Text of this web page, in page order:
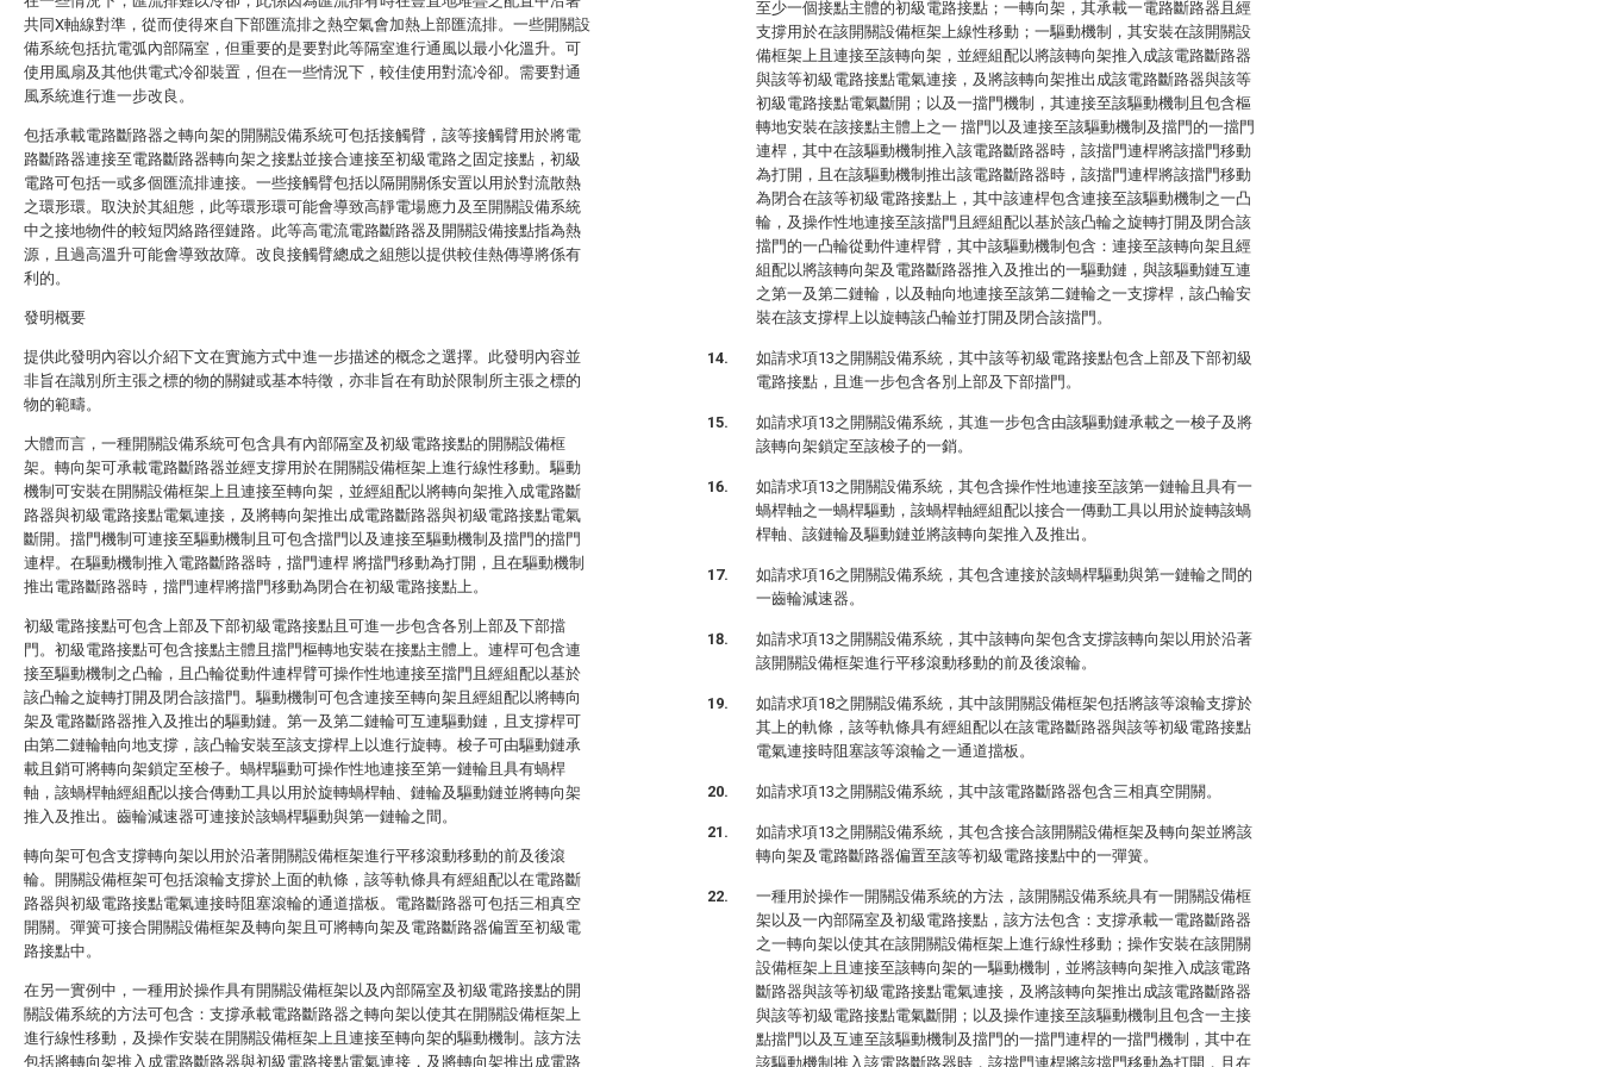
共同X軸線對準，從而使得來自下部匯流排之熱空氣會加熱上部匯流排。一些開關設
備系統包括抗電弧內部隔室，但重要的是要對此等隔室進行通風以最小化溫升。可
使用風扇及其他供電式冷卻裝置，但在一些情況下，較佳使用對流冷卻。需要對通
風系統進行進一步改良。
包括承載電路斷路器之轉向架的開關設備系統可包括接觸臂，該等接觸臂用於將電
路斷路器連接至電路斷路器轉向架之接點並接合連接至初級電路之固定接點，初級
電路可包括一或多個匯流排連接。一些接觸臂包括以隔開關係安置以用於對流散熱
之環形環。取決於其組態，此等環形環可能會導致高靜電場應力及至開關設備系統
中之接地物件的較短閃絡路徑鏈路。此等高電流電路斷路器及開關設備接點指為熱
源，且過高溫升可能會導致故障。改良接觸臂總成之組態以提供較佳熱傳導將係有
利的。
發明概要
提供此發明內容以介紹下文在實施方式中進一步描述的概念之選擇。此發明內容並
非旨在識別所主張之標的物的關鍵或基本特徵，亦非旨在有助於限制所主張之標的
物的範疇。
大體而言，一種開關設備系統可包含具有內部隔室及初級電路接點的開關設備框
架。轉向架可承載電路斷路器並經支撐用於在開關設備框架上進行線性移動。驅動
機制可安裝在開關設備框架上且連接至轉向架，並經組配以將轉向架推入成電路斷
路器與初級電路接點電氣連接，及將轉向架推出成電路斷路器與初級電路接點電氣
斷開。擋門機制可連接至驅動機制且可包含擋門以及連接至驅動機制及擋門的擋門
連桿。在驅動機制推入電路斷路器時，擋門連桿 將擋門移動為打開，且在驅動機制
推出電路斷路器時，擋門連桿將擋門移動為閉合在初級電路接點上。
初級電路接點可包含上部及下部初級電路接點且可進一步包含各別上部及下部擋
門。初級電路接點可包含接點主體且擋門樞轉地安裝在接點主體上。連桿可包含連
接至驅動機制之凸輪，且凸輪從動件連桿臂可操作性地連接至擋門且經組配以基於
該凸輪之旋轉打開及閉合該擋門。驅動機制可包含連接至轉向架且經組配以將轉向
架及電路斷路器推入及推出的驅動鏈。第一及第二鏈輪可互連驅動鏈，且支撐桿可
由第二鏈輪軸向地支撐，該凸輪安裝至該支撐桿上以進行旋轉。梭子可由驅動鏈承
載且銷可將轉向架鎖定至梭子。蝸桿驅動可操作性地連接至第一鏈輪且具有蝸桿
軸，該蝸桿軸經組配以接合傳動工具以用於旋轉蝸桿軸、鏈輪及驅動鏈並將轉向架
推入及推出。齒輪減速器可連接於該蝸桿驅動與第一鏈輪之間。
轉向架可包含支撐轉向架以用於沿著開關設備框架進行平移滾動移動的前及後滾
輪。開關設備框架可包括滾輪支撐於上面的軌條，該等軌條具有經組配以在電路斷
路器與初級電路接點電氣連接時阻塞滾輪的通道擋板。電路斷路器可包括三相真空
開關。彈簧可接合開關設備框架及轉向架且可將轉向架及電路斷路器偏置至初級電
路接點中。
在另一實例中，一種用於操作具有開關設備框架以及內部隔室及初級電路接點的開
關設備系統的方法可包含：支撐承載電路斷路器之轉向架以使其在開關設備框架上
進行線性移動，及操作安裝在開關設備框架上且連接至轉向架的驅動機制。該方法
包括將轉向架推入成電路斷路器與初級電路接點電氣連接，及將轉向架推出成電路
至少一個接點主體的初級電路接點；一轉向架，其承載一電路斷路器且經
支撐用於在該開關設備框架上線性移動；一驅動機制，其安裝在該開關設
備框架上且連接至該轉向架，並經組配以將該轉向架推入成該電路斷路器
與該等初級電路接點電氣連接，及將該轉向架推出成該電路斷路器與該等
初級電路接點電氣斷開；以及一擋門機制，其連接至該驅動機制且包含樞
轉地安裝在該接點主體上之一 擋門以及連接至該驅動機制及擋門的一擋門
連桿，其中在該驅動機制推入該電路斷路器時，該擋門連桿將該擋門移動
為打開，且在該驅動機制推出該電路斷路器時，該擋門連桿將該擋門移動
為閉合在該等初級電路接點上，其中該連桿包含連接至該驅動機制之一凸
輪，及操作性地連接至該擋門且經組配以基於該凸輪之旋轉打開及閉合該
擋門的一凸輪從動件連桿臂，其中該驅動機制包含：連接至該轉向架且經
組配以將該轉向架及電路斷路器推入及推出的一驅動鏈，與該驅動鏈互連
之第一及第二鏈輪，以及軸向地連接至該第二鏈輪之一支撐桿，該凸輪安
裝在該支撐桿上以旋轉該凸輪並打開及閉合該擋門。
如請求項13之開關設備系統，其中該等初級電路接點包含上部及下部初級
電路接點，且進一步包含各別上部及下部擋門。
如請求項13之開關設備系統，其進一步包含由該驅動鏈承載之一梭子及將
該轉向架鎖定至該梭子的一銷。
如請求項13之開關設備系統，其包含操作性地連接至該第一鏈輪且具有一
蝸桿軸之一蝸桿驅動，該蝸桿軸經組配以接合一傳動工具以用於旋轉該蝸
桿軸、該鏈輪及驅動鏈並將該轉向架推入及推出。
如請求項16之開關設備系統，其包含連接於該蝸桿驅動與第一鏈輪之間的
一齒輪減速器。
如請求項13之開關設備系統，其中該轉向架包含支撐該轉向架以用於沿著
該開關設備框架進行平移滾動移動的前及後滾輪。
如請求項18之開關設備系統，其中該開關設備框架包括將該等滾輪支撐於
其上的軌條，該等軌條具有經組配以在該電路斷路器與該等初級電路接點
電氣連接時阻塞該等滾輪之一通道擋板。
如請求項13之開關設備系統，其中該電路斷路器包含三相真空開關。
如請求項13之開關設備系統，其包含接合該開關設備框架及轉向架並將該
轉向架及電路斷路器偏置至該等初級電路接點中的一彈簧。
一種用於操作一開關設備系統的方法，該開關設備系統具有一開關設備框
架以及一內部隔室及初級電路接點，該方法包含：支撐承載一電路斷路器
之一轉向架以使其在該開關設備框架上進行線性移動；操作安裝在該開關
設備框架上且連接至該轉向架的一驅動機制，並將該轉向架推入成該電路
斷路器與該等初級電路接點電氣連接，及將該轉向架推出成該電路斷路器
與該等初級電路接點電氣斷開；以及操作連接至該驅動機制且包含一主接
點擋門以及互連至該驅動機制及擋門的一擋門連桿的一擋門機制，其中在
該驅動機制推入該電路斷路器時，該擋門連桿將該擋門移動為打開，且在